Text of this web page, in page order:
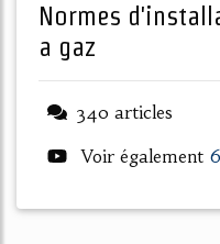
normes d'installation d'une chaudiere
a gaz
340 articles
Voir également